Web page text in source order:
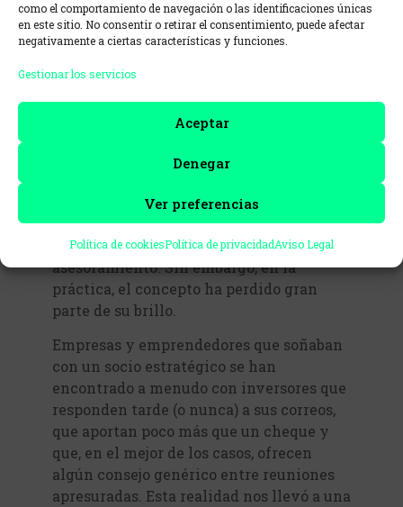
como el comportamiento de navegación o las identificaciones únicas
en este sitio. No consentir o retirar el consentimiento, puede afectar
negativamente a ciertas características y funciones.
Gestionar los servicios
Aceptar
Denegar
Ver preferencias
Política de cookiesPolítica de privacidadAviso Legal
Evolución: Del Smart
Money al Smart Equity
durante años una referencia en el mundo
capital, sino también el valor añadido
que los inversores estratégicos podían
aportar: su experiencia, contactos y
asesoramiento. Sin embargo, en la
práctica, el concepto ha perdido gran
parte de su brillo.
Empresas y emprendedores que soñaban
con un socio estratégico se han
encontrado a menudo con inversores que
responden tarde (o nunca) a sus correos,
que aportan poco más que un cheque y
que, en el mejor de los casos, ofrecen
algún consejo genérico entre reuniones
apresuradas. Esta realidad nos llevó a una